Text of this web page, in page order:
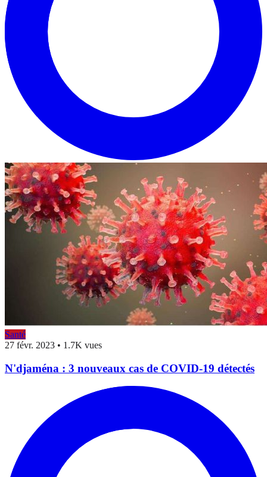
Santé
27 févr. 2023 • 1.7K vues
N'djaména : 3 nouveaux cas de COVID-19 détectés